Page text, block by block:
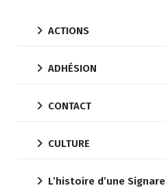
ACTIONS
ADHÉSION
CONTACT
CULTURE
L’histoire d’une Signare